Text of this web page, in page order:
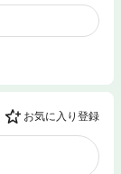
お気に入り登録